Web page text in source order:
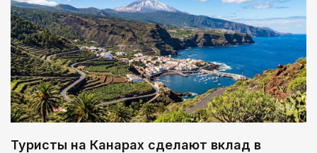
Туристы на Канарах сделают вклад в